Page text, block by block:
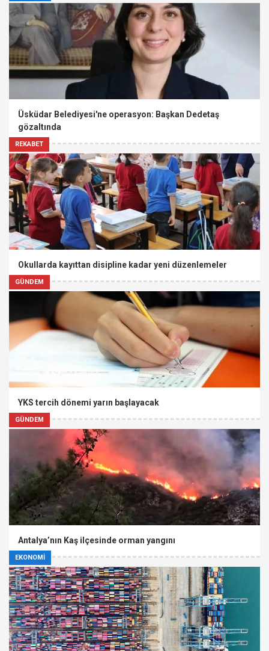
REKABET
Üsküdar Belediyesi'ne operasyon: Başkan Dedetaş
gözaltında
GÜNDEM
Okullarda kayıttan disipline kadar yeni düzenlemeler
GÜNDEM
YKS tercih dönemi yarın başlayacak
EKONOMİ
Antalya’nın Kaş ilçesinde orman yangını